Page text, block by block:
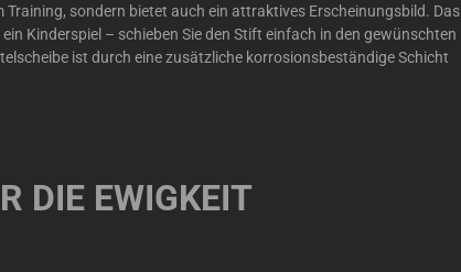
Training, sondern bietet auch ein attraktives Erscheinungsbild. Das
Kinderspiel – schieben Sie den Stift einfach in den gewünschten
ist durch eine zusätzliche korrosionsbeständige Schicht
DIE EWIGKEIT